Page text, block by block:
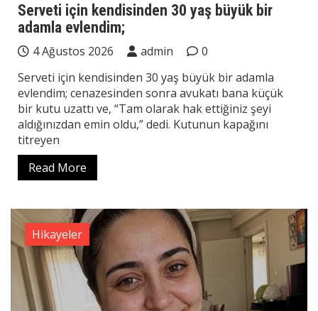
Serveti için kendisinden 30 yaş büyük bir
adamla evlendim;
4 Ağustos 2026 admin
0
Serveti için kendisinden 30 yaş büyük bir adamla
evlendim; cenazesinden sonra avukatı bana küçük
bir kutu uzattı ve, “Tam olarak hak ettiğiniz şeyi
aldığınızdan emin oldu,” dedi. Kutunun kapağını
titreyen
Read More
Hikayeler